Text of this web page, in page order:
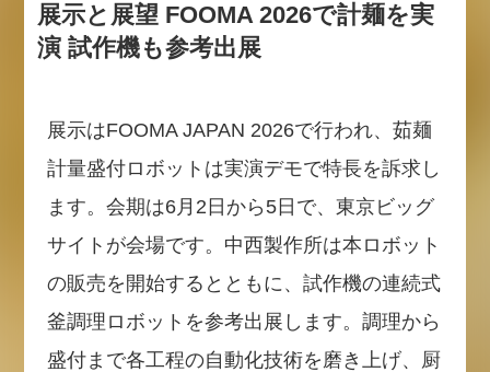
展示と展望 FOOMA 2026で計麺を実
演 試作機も参考出展
展示はFOOMA JAPAN 2026で行われ、茹麺
計量盛付ロボットは実演デモで特長を訴求し
ます。会期は6月2日から5日で、東京ビッグ
サイトが会場です。中西製作所は本ロボット
の販売を開始するとともに、試作機の連続式
釜調理ロボットを参考出展します。調理から
盛付まで各工程の自動化技術を磨き上げ、厨